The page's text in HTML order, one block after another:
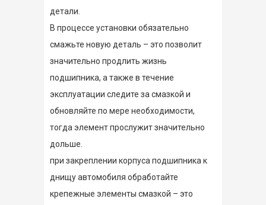
детали.
В процессе установки обязательно
смажьте новую деталь – это позволит
значительно продлить жизнь
подшипника, а также в течение
эксплуатации следите за смазкой и
обновляйте по мере необходимости,
тогда элемент прослужит значительно
дольше.
при закреплении корпуса подшипника к
днищу автомобиля обработайте
крепежные элементы смазкой – это